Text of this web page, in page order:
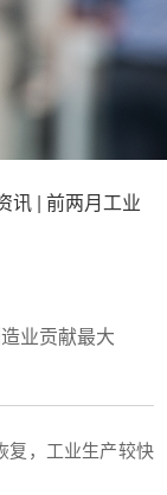
讯 | 前两月工业
业贡献最大
复，工业生产较快